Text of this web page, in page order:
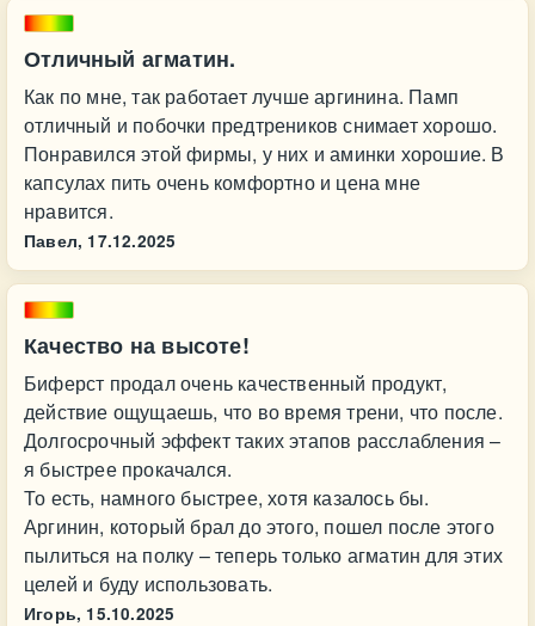
Отличный агматин.
Как по мне, так работает лучше аргинина. Памп
отличный и побочки предтреников снимает хорошо.
Понравился этой фирмы, у них и аминки хорошие. В
капсулах пить очень комфортно и цена мне
нравится.
Павел, 17.12.2025
Качество на высоте!
Биферст продал очень качественный продукт,
действие ощущаешь, что во время трени, что после.
Долгосрочный эффект таких этапов расслабления –
я быстрее прокачался.
То есть, намного быстрее, хотя казалось бы.
Аргинин, который брал до этого, пошел после этого
пылиться на полку – теперь только агматин для этих
целей и буду использовать.
Игорь, 15.10.2025